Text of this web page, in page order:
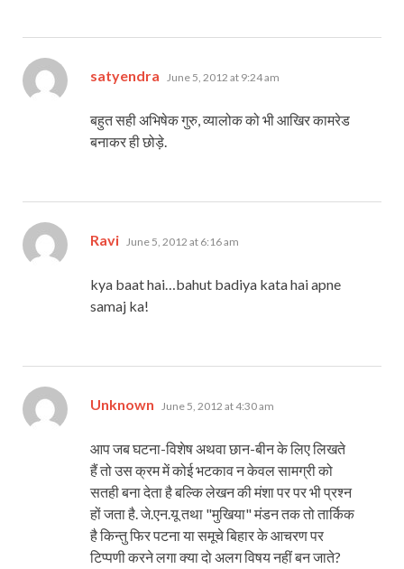
satyendra says:
June 5, 2012 at 9:24 am
बहुत सही अभिषेक गुरु, व्यालोक को भी आखिर कामरेड
बनाकर ही छोड़े.
Ravi says:
June 5, 2012 at 6:16 am
kya baat hai…bahut badiya kata hai apne
samaj ka!
Unknown says:
June 5, 2012 at 4:30 am
आप जब घटना-विशेष अथवा छान-बीन के लिए लिखते
हैं तो उस क्रम में कोई भटकाव न केवल सामग्री को
सतही बना देता है बल्कि लेखन की मंशा पर पर भी प्रश्न
हों जता है. जे.एन.यू तथा "मुखिया" मंडन तक तो तार्किक
है किन्तु फिर पटना या समूचे बिहार के आचरण पर
टिप्पणी करने लगा क्या दो अलग विषय नहीं बन जाते?